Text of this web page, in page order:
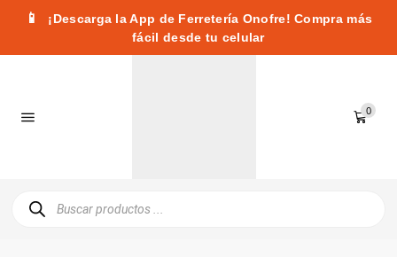
📱
¡Descarga la App de Ferretería Onofre! Compra más
fácil desde tu celular
0